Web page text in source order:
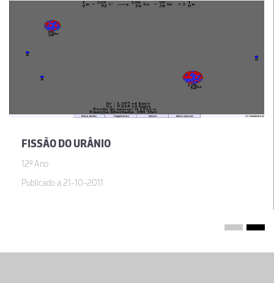
FISSÃO DO URÂNIO
12º Ano
Publicado a 21-10-2011